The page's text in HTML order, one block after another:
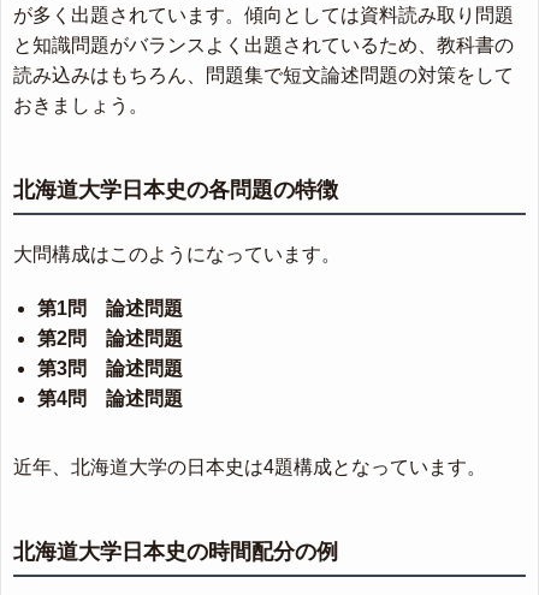
が多く出題されています。傾向としては資料読み取り問題
と知識問題がバランスよく出題されているため、教科書の
読み込みはもちろん、問題集で短文論述問題の対策をして
おきましょう。
北海道大学日本史の各問題の特徴
大問構成はこのようになっています。
第1問 論述問題
第2問 論述問題
第3問 論述問題
第4問 論述問題
近年、北海道大学の日本史は4題構成となっています。
北海道大学日本史の時間配分の例